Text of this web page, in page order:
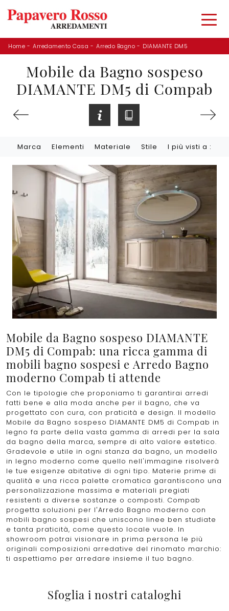
Home - Arredamento Casa - Arredo Bagno - DIAMANTE DM5
Mobile da Bagno sospeso
DIAMANTE DM5 di Compab
Marca Elementi Materiale Stile I più visti a :
Mobile da Bagno sospeso DIAMANTE
DM5 di Compab: una ricca gamma di
mobili bagno sospesi e Arredo Bagno
moderno Compab ti attende
Con le tipologie che proponiamo ti garantirai arredi
fatti bene e alla moda anche per il bagno, che va
progettato con cura, con praticità e design. Il modello
Mobile da Bagno sospeso DIAMANTE DM5 di Compab in
legno fa parte della vasta gamma di arredi per la sala
da bagno della marca, sempre di alto valore estetico.
Gradevole e utile in ogni stanza da bagno, un modello
in legno moderno come quello nell'immagine risolverà
le tue esigenze abitative di ogni tipo. Materie prime di
qualità e una ricca palette cromatica garantiscono una
personalizzazione massima e materiali pregiati
resistenti a diverse sostanze o composti. Compab
progetta soluzioni per l’Arredo Bagno moderno con
mobili bagno sospesi che uniscono linee ben studiate
e tanta praticità, come questo locale vuole. In
showroom potrai visionare in prima persona le più
originali composizioni arredative del rinomato marchio:
ti aspettiamo per arredare insieme il tuo bagno.
Sfoglia i nostri cataloghi